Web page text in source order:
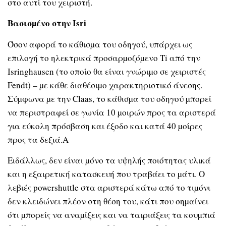
Βασισµένο στην Isri
Όσον αφορά το κάθισµα του οδηγού, υπάρχει ως
επιλογή το ηλεκτρικά προσαρµοζόµενο Ti από την
Isringhausen (το οποίο θα είναι γνώριµο σε χειριστές
Fendt) – µε κάθε διαθέσιµο χαρακτηριστικό άνεσης.
Σύµφωνα µε την Claas, το κάθισµα του οδηγού µπορεί
να περιστραφεί σε γωνία 10 µοιρών προς τα αριστερά
για εύκολη πρόσβαση και έξοδο και κατά 40 µοίρες
προς τα δεξιά.A
Ειδάλλως, δεν είναι µόνο τα υψηλής ποιότητας υλικά
και η εξαιρετική κατασκευή που τραβάει το µάτι. Ο
λεβιές powershuttle στα αριστερά κάτω από το τιµόνι
δεν κλειδώνει πλέον στη θέση του, κάτι που σηµαίνει
ότι µπορείς να αναµίξεις και να ταιριάξεις τα κουµπιά